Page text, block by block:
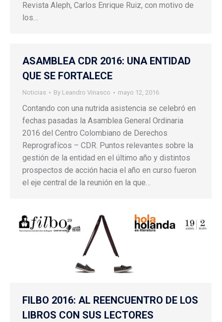
Revista Aleph, Carlos Enrique Ruiz, con motivo de
los…
ASAMBLEA CDR 2016: UNA ENTIDAD
QUE SE FORTALECE
Noticias By Leandro Vinasco mayo 12, 2016
Contando con una nutrida asistencia se celebró en
fechas pasadas la Asamblea General Ordinaria
2016 del Centro Colombiano de Derechos
Reprografícos – CDR. Puntos relevantes sobre la
gestión de la entidad en el último año y distintos
prospectos de acción hacia el año en curso fueron
el eje central de la reunión en la que…
FILBO 2016: AL REENCUENTRO DE LOS
LIBROS CON SUS LECTORES